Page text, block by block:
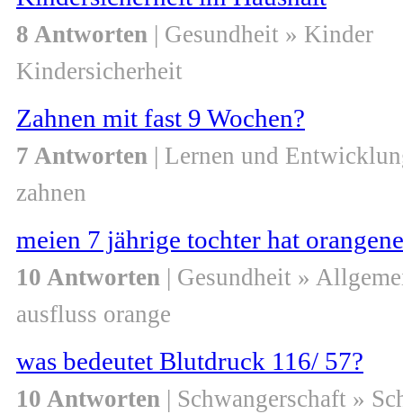
8 Antworten | Gesundheit » Kinder
Kindersicherheit
Zahnen mit fast 9 Wochen?
7 Antworten | Lernen und
zahnen
meien 7 jährige tochter hat
10 Antworten | Gesundheit »
ausfluss orange
was bedeutet Blutdruck 116/ 57?
10 Antworten | Schwangerschaft »